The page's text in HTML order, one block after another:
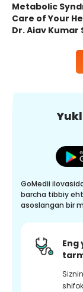
Metabolic
Care of Your
Dr. Ajay Kumar
GoMedii
barcha tibbiy
asoslangan bir